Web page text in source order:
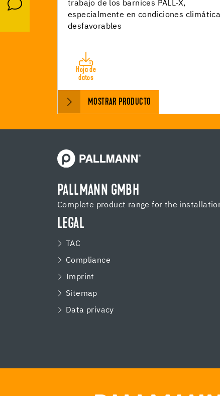
trabajo de los barnices PALL-X,
especialmente en condiciones
desfavorables
Hoja de
datos
MOSTRAR PRODUCTO
PALLMANN GMBH
Complete product range for the
LEGAL
TAC
Compliance
Imprint
Sitemap
Data privacy